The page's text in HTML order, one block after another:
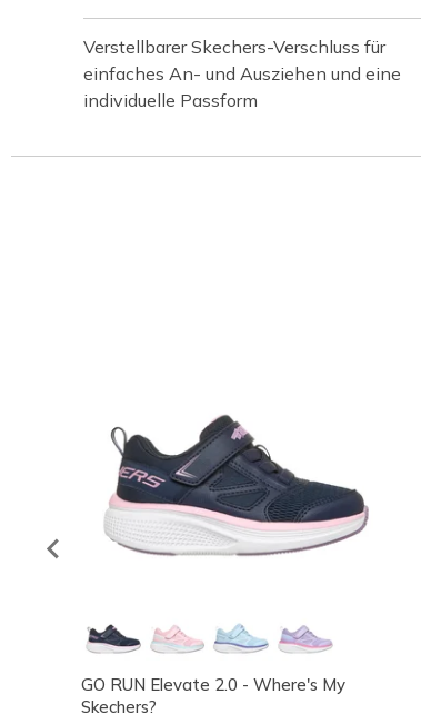
Verstellbarer Skechers-Verschluss für
einfaches An- und Ausziehen und eine
individuelle Passform
GO RUN Elevate 2.0 - Where's My
Skechers?